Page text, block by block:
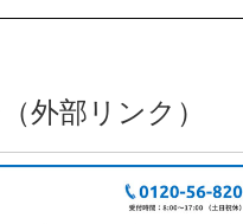
（外部リンク）